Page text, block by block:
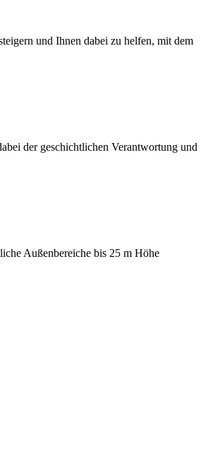
und Ihnen dabei zu helfen, mit dem
der geschichtlichen Verantwortung und
Außenbereiche bis 25 m Höhe